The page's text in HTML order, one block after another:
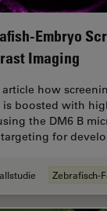
Embryo
Imaging
how
is boosted with
the DM6 B
for
Zebrafisch-